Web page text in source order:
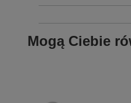
Mogą Ciebie